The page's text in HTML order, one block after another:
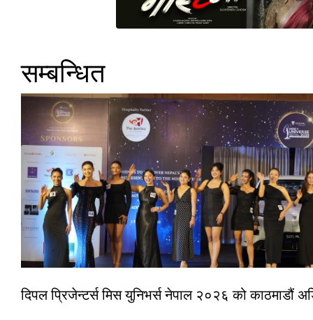
सम्बन्धित
दिपल प्रिजेन्टर्स मिस युनिभर्स नेपाल २०२६ को काठमाडौं